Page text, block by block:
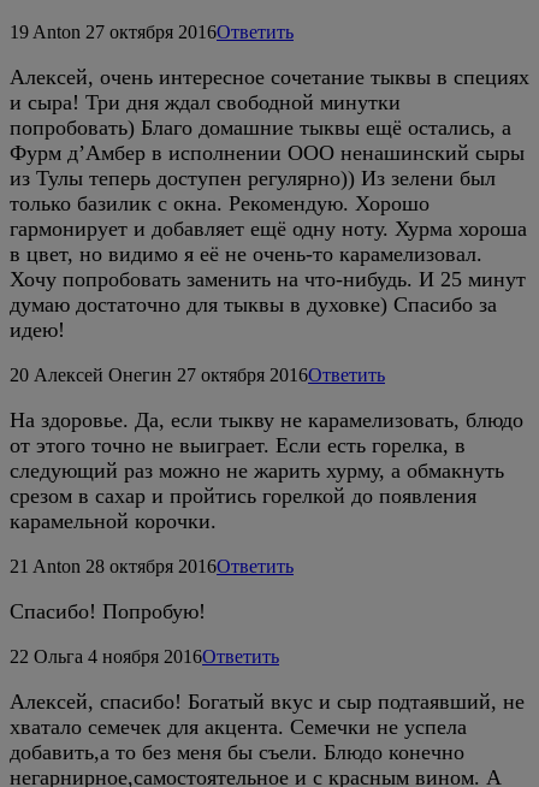
19 Anton 27 октября 2016Ответить
Алексей, очень интересное сочетание тыквы в специях
и сыра! Три дня ждал свободной минутки
попробовать) Благо домашние тыквы ещё остались, а
Фурм д’Амбер в исполнении ООО ненашинский сыры
из Тулы теперь доступен регулярно)) Из зелени был
только базилик с окна. Рекомендую. Хорошо
гармонирует и добавляет ещё одну ноту. Хурма хороша
в цвет, но видимо я её не очень-то карамелизовал.
Хочу попробовать заменить на что-нибудь. И 25 минут
думаю достаточно для тыквы в духовке) Спасибо за
идею!
20 Алексей Онегин 27 октября 2016Ответить
На здоровье. Да, если тыкву не карамелизовать, блюдо
от этого точно не выиграет. Если есть горелка, в
следующий раз можно не жарить хурму, а обмакнуть
срезом в сахар и пройтись горелкой до появления
карамельной корочки.
21 Anton 28 октября 2016Ответить
Спасибо! Попробую!
22 Ольга 4 ноября 2016Ответить
Алексей, спасибо! Богатый вкус и сыр подтаявший, не
хватало семечек для акцента. Семечки не успела
добавить,а то без меня бы съели. Блюдо конечно
негарнирное,самостоятельное и с красным вином. А